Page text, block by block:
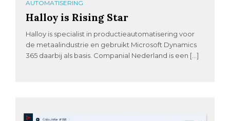
AUTOMATISERING
Halloy is Rising Star
Halloy is specialist in productieautomatisering voor
de metaalindustrie en gebruikt Microsoft Dynamics
365 daarbij als basis. Companial Nederland is een […]